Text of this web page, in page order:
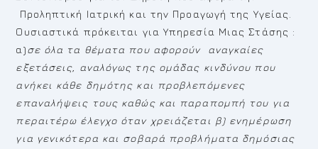
Προληπτική Ιατρική και την Προαγωγή της Υγείας.
Ουσιαστικά πρόκειται για Υπηρεσία Μιας Στάσης :
α)σε όλα τα θέματα που αφορούν αναγκαίες
εξετάσεις,
αναλόγως της ομάδας κινδύνου που
ανήκει κάθε δημότης και προβλεπόμενες
επαναλήψεις τους καθώς και παραπομπή του για
περαιτέρω έλεγχο όταν χρειάζεται β) ενημέρωση
για γενικότερα και σοβαρά προβλήματα δημόσιας